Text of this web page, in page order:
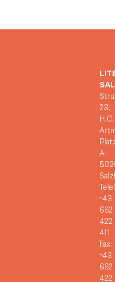
23,
H.C.
A-
+43
662
422
411
Fax:
+43
662
422